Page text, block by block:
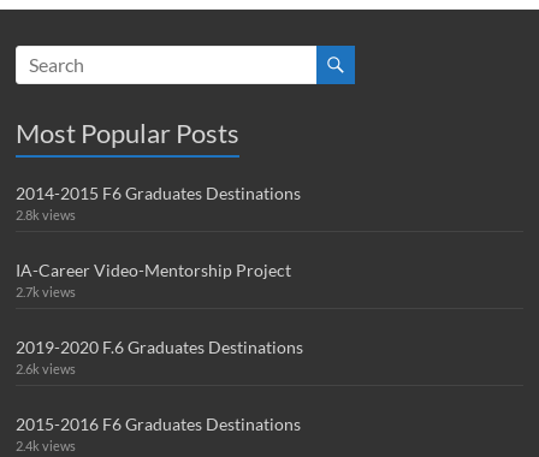
Most Popular Posts
2014-2015 F6 Graduates Destinations
2.8k views
IA-Career Video-Mentorship Project
2.7k views
2019-2020 F.6 Graduates Destinations
2.6k views
2015-2016 F6 Graduates Destinations
2.4k views